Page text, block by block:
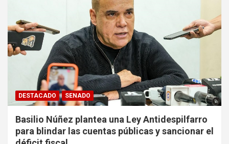
DESTACADO SENADO
Basilio Núñez plantea una Ley Antidespilfarro
para blindar las cuentas públicas y sancionar el